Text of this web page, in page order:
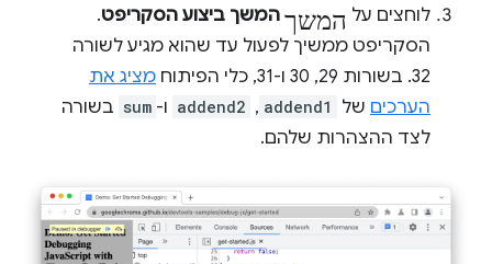
לוחצים על המשך המשך ביצוע הסקריפט.
הסקריפט ממשיך לפעול עד שהוא מגיע לשורה
32. בשורות 29, 30 ו-31, כלי הפיתוח
מציג את
הערכים של addend1
,‏
addend2 ו- sum בשורה
לצד ההצהרות שלהם.